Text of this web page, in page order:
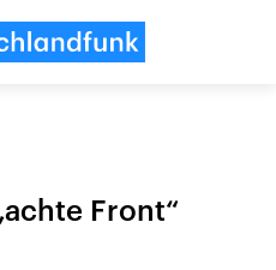
Front“